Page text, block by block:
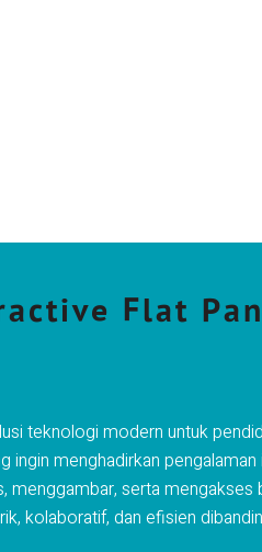
Flat
teknologi modern untuk
ingin menghadirkan
menggambar, serta
kolaboratif, dan efisien